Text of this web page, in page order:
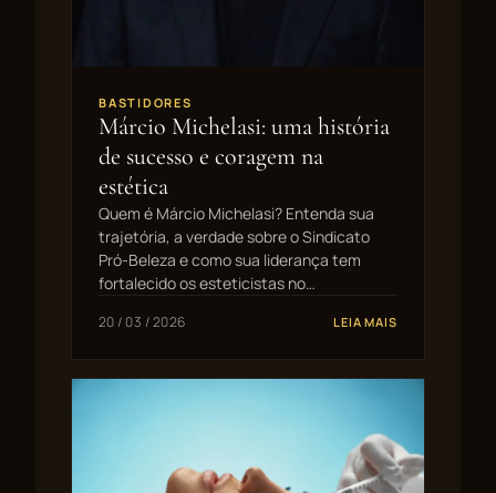
BASTIDORES
Márcio Michelasi: uma história
de sucesso e coragem na
estética
Quem é Márcio Michelasi? Entenda sua
trajetória, a verdade sobre o Sindicato
Pró-Beleza e como sua liderança tem
fortalecido os esteticistas no…
20 / 03 / 2026 LEIA MAIS